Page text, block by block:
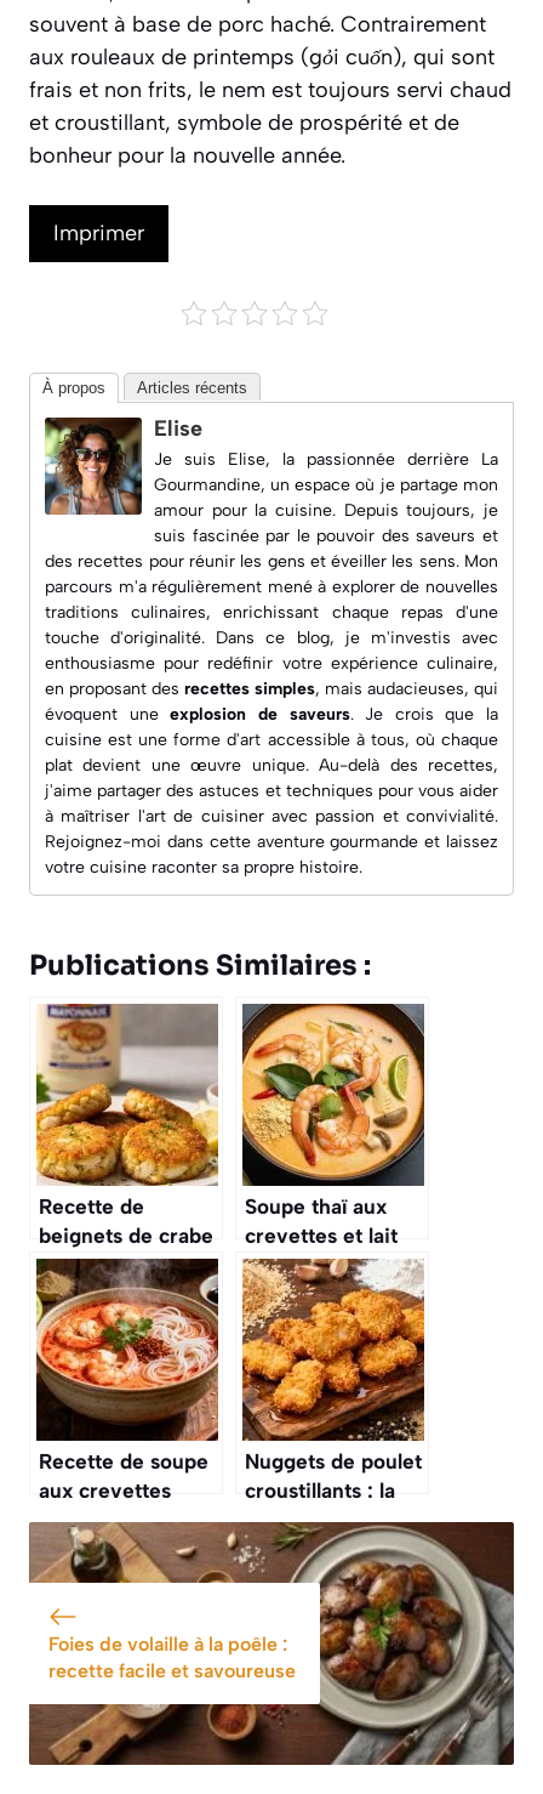
souvent à base de porc haché. Contrairement
aux rouleaux de printemps (gỏi cuốn), qui sont
frais et non frits, le nem est toujours servi chaud
et croustillant, symbole de prospérité et de
bonheur pour la nouvelle année.
Imprimer
À propos Articles récents
Elise
Je suis Elise, la passionnée derrière La
Gourmandine, un espace où je partage mon
amour pour la cuisine. Depuis toujours, je
suis fascinée par le pouvoir des saveurs et
des recettes pour réunir les gens et éveiller les sens. Mon
parcours m'a régulièrement mené à explorer de nouvelles
traditions culinaires, enrichissant chaque repas d'une
touche d'originalité. Dans ce blog, je m'investis avec
enthousiasme pour redéfinir votre expérience culinaire,
en proposant des recettes simples, mais audacieuses, qui
évoquent uneexplosion de saveurs. Je crois que la
cuisine est une forme d'art accessible à tous, où chaque
plat devient une œuvre unique. Au-delà des recettes,
j'aime partager des astuces et techniques pour vous aider
à maîtriser l'art de cuisiner avec passion et convivialité.
Rejoignez-moi dans cette aventure gourmande et laissez
votre cuisine raconter sa propre histoire.
Publications Similaires :
Recette de
beignets de crabe
croustillants
Soupe thaï aux
crevettes et lait
de coco : recette
exotique et
savoureuse
Recette de soupe
aux crevettes
savoureuse et
facile
Nuggets de poulet
croustillants : la
recette de Cyril
Lignac
Foies de volaille à la poêle :
recette facile et savoureuse